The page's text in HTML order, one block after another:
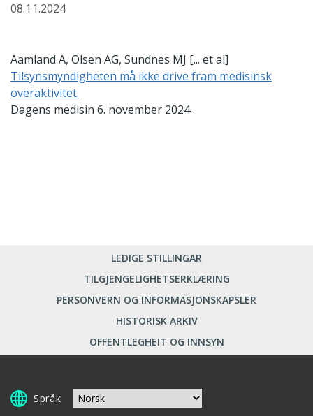
08.11.2024
Aamland A, Olsen AG, Sundnes MJ [... et al]
Tilsynsmyndigheten må ikke drive fram medisinsk
overaktivitet.
Dagens medisin 6. november 2024.
LEDIGE STILLINGAR
TILGJENGELIGHETSERKLÆRING
PERSONVERN OG INFORMASJONSKAPSLER
HISTORISK ARKIV
OFFENTLEGHEIT OG INNSYN
Språk